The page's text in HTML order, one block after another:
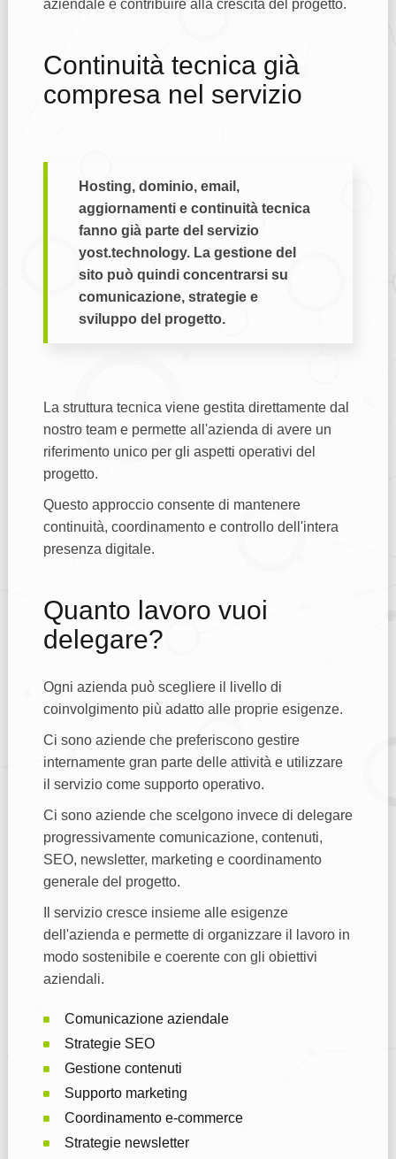
aziendale e contribuire alla crescita del progetto.
Continuità tecnica già
compresa nel servizio
Hosting, dominio, email,
aggiornamenti e continuità tecnica
fanno già parte del servizio
yost.technology. La gestione del
sito può quindi concentrarsi su
comunicazione, strategie e
sviluppo del progetto.
La struttura tecnica viene gestita direttamente dal
nostro team e permette all'azienda di avere un
riferimento unico per gli aspetti operativi del
progetto.
Questo approccio consente di mantenere
continuità, coordinamento e controllo dell'intera
presenza digitale.
Quanto lavoro vuoi
delegare?
Ogni azienda può scegliere il livello di
coinvolgimento più adatto alle proprie esigenze.
Ci sono aziende che preferiscono gestire
internamente gran parte delle attività e utilizzare
il servizio come supporto operativo.
Ci sono aziende che scelgono invece di delegare
progressivamente comunicazione, contenuti,
SEO, newsletter, marketing e coordinamento
generale del progetto.
Il servizio cresce insieme alle esigenze
dell'azienda e permette di organizzare il lavoro in
modo sostenibile e coerente con gli obiettivi
aziendali.
Comunicazione aziendale
Strategie SEO
Gestione contenuti
Supporto marketing
Coordinamento e-commerce
Strategie newsletter